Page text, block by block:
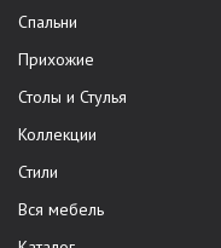
Спальни
Прихожие
Столы и Стулья
Коллекции
Стили
Вся мебель